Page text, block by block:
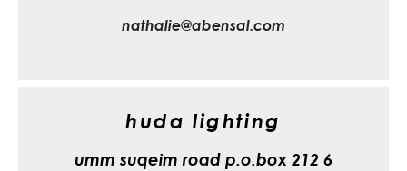
nathalie@abensal.com
huda lighting
umm suqeim road p.o.box 212 6